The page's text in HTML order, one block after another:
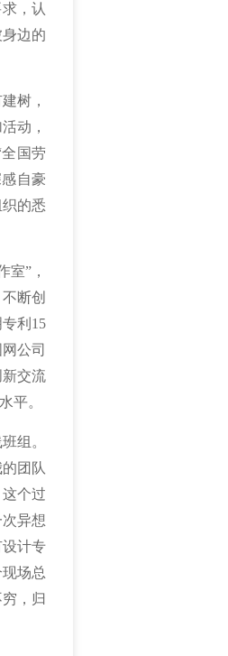
，认
边的
树，
动，
国劳
自豪
的悉
室”，
断创
利15
公司
交流
平。
组。
团队
个过
异想
计专
场总
，归